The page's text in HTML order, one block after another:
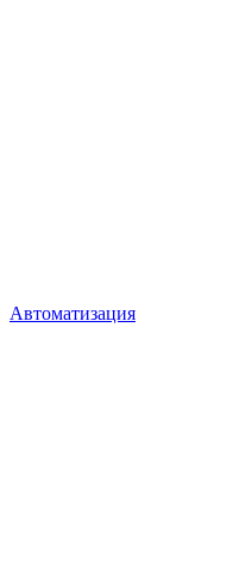
Автоматизация